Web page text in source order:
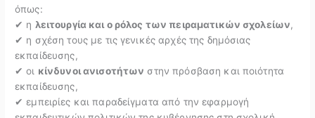
όπως:
✔ η λειτουργία και ο ρόλος των πειραματικών σχολείων,
✔ η σχέση τους με τις γενικές αρχές της δημόσιας
εκπαίδευσης,
✔ οι κίνδυνοι ανισοτήτων στην πρόσβαση και ποιότητα
εκπαίδευσης,
✔ εμπειρίες και παραδείγματα από την εφαρμογή